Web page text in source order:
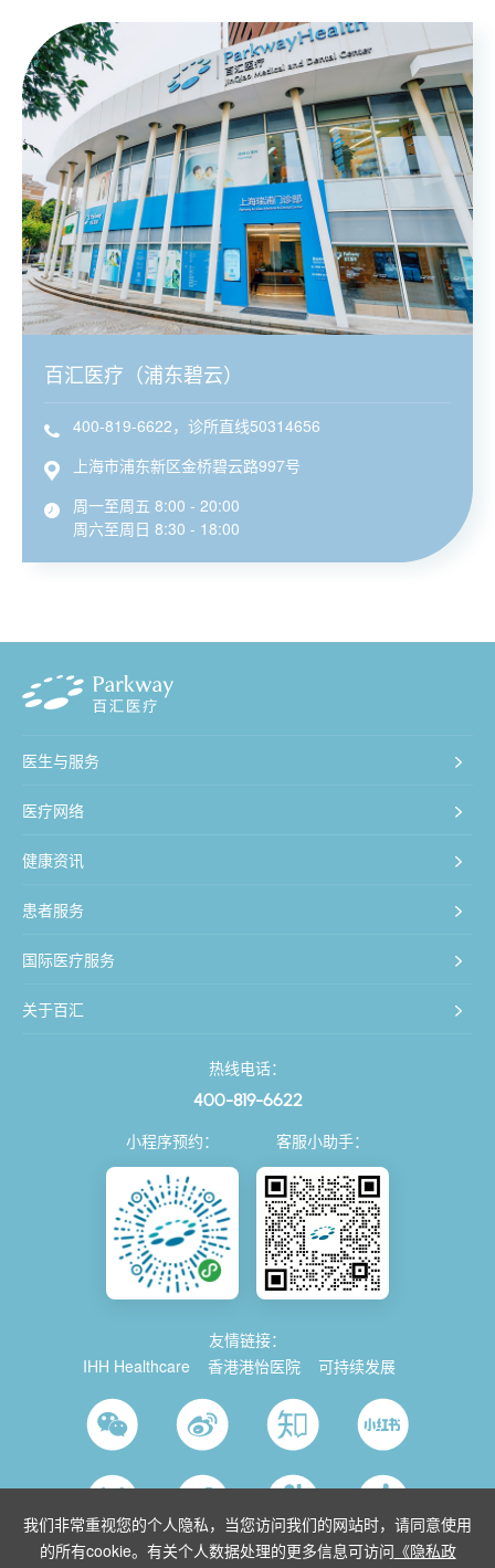
我们非常重视您的个人隐私，当您访问我们的网站时，请同意使用
的所有cookie。有关个人数据处理的更多信息可访问 《隐私政
百汇医疗（浦东碧云）
400-819-6622，诊所直线50314656
上海市浦东新区金桥碧云路997号
周一至周五 8:00 - 20:00
周六至周日 8:30 - 18:00
医生与服务
医疗网络
健康资讯
患者服务
国际医疗服务
关于百汇
热线电话：
400-819-6622
小程序预约： 客服小助手：
友情链接：
IHH Healthcare
香港港怡医院 可持续发展